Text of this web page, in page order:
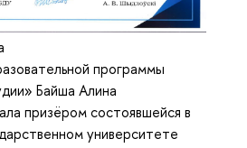
программы
Байша Алина
призёром состоявшейся в
университете